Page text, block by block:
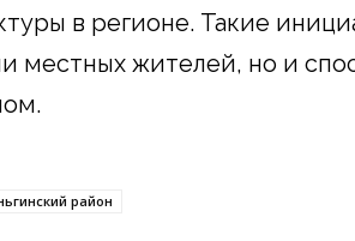
в регионе. Такие
местных жителей, но и
район